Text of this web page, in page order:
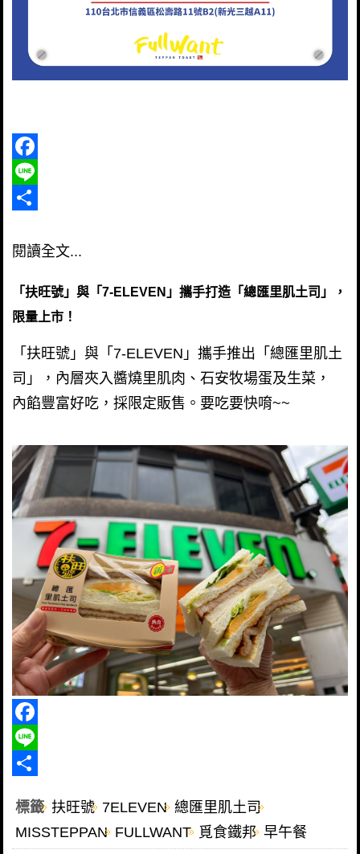
Facebook
Line
閱讀全文...
「扶旺號」與「7-ELEVEN」攜手打造「總匯里肌土司」，
限量上市！
「扶旺號」與「7-ELEVEN」攜手推出「總匯里肌土
司」，內層夾入醬燒里肌肉、石安牧場蛋及生菜，
內餡豐富好吃，採限定販售。要吃要快唷~~
Facebook
Line
標籤 扶旺號 7ELEVEN 總匯里肌土司
MISSTEPPAN FULLWANT 覓食鐵邦 早午餐